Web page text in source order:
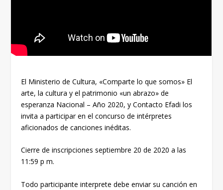
El Ministerio de Cultura, «Comparte lo que somos» El
arte, la cultura y el patrimonio «un abrazo» de
esperanza Nacional – Año 2020, y Contacto Efadi los
invita a participar en el concurso de intérpretes
aficionados de canciones inéditas.
Cierre de inscripciones septiembre 20 de 2020 a las
11:59 p m.
Todo participante interprete debe enviar su canción en